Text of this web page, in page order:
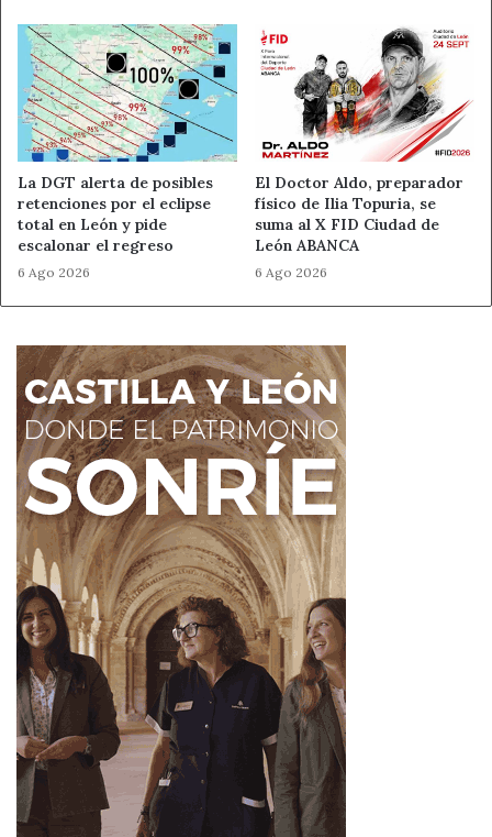
La DGT alerta de posibles
retenciones por el eclipse
total en León y pide
escalonar el regreso
6 Ago 2026
El Doctor Aldo, preparador
físico de Ilia Topuria, se
suma al X FID Ciudad de
León ABANCA
6 Ago 2026